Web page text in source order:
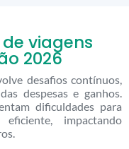
viagens
2026
desafios contínuos,
despesas e ganhos.
dificuldades para
impactando